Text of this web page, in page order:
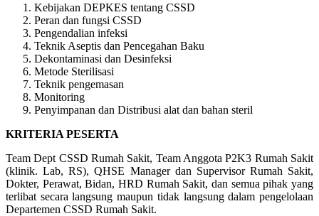
Kebijakan DEPKES tentang CSSD
Peran dan fungsi CSSD
Pengendalian infeksi
Teknik Aseptis dan Pencegahan Baku
Dekontaminasi dan Desinfeksi
Metode Sterilisasi
Teknik pengemasan
Monitoring
Penyimpanan dan Distribusi alat dan bahan steril
KRITERIA PESERTA
Team Dept CSSD Rumah Sakit, Team Anggota P2K3 Rumah Sakit
(klinik. Lab, RS), QHSE Manager dan Supervisor Rumah Sakit,
Dokter, Perawat, Bidan, HRD Rumah Sakit, dan semua pihak yang
terlibat secara langsung maupun tidak langsung dalam pengelolaan
Departemen CSSD Rumah Sakit.